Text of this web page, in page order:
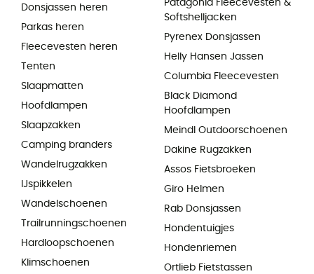
Donsjassen heren
Parkas heren
Fleecevesten heren
Tenten
Slaapmatten
Hoofdlampen
Slaapzakken
Camping branders
Wandelrugzakken
IJspikkelen
Wandelschoenen
Trailrunningschoenen
Hardloopschoenen
Klimschoenen
Patagonia Fleecevesten &
Softshelljacken
Pyrenex Donsjassen
Helly Hansen Jassen
Columbia Fleecevesten
Black Diamond
Hoofdlampen
Meindl Outdoorschoenen
Dakine Rugzakken
Assos Fietsbroeken
Giro Helmen
Rab Donsjassen
Hondentuigjes
Hondenriemen
Ortlieb Fietstassen